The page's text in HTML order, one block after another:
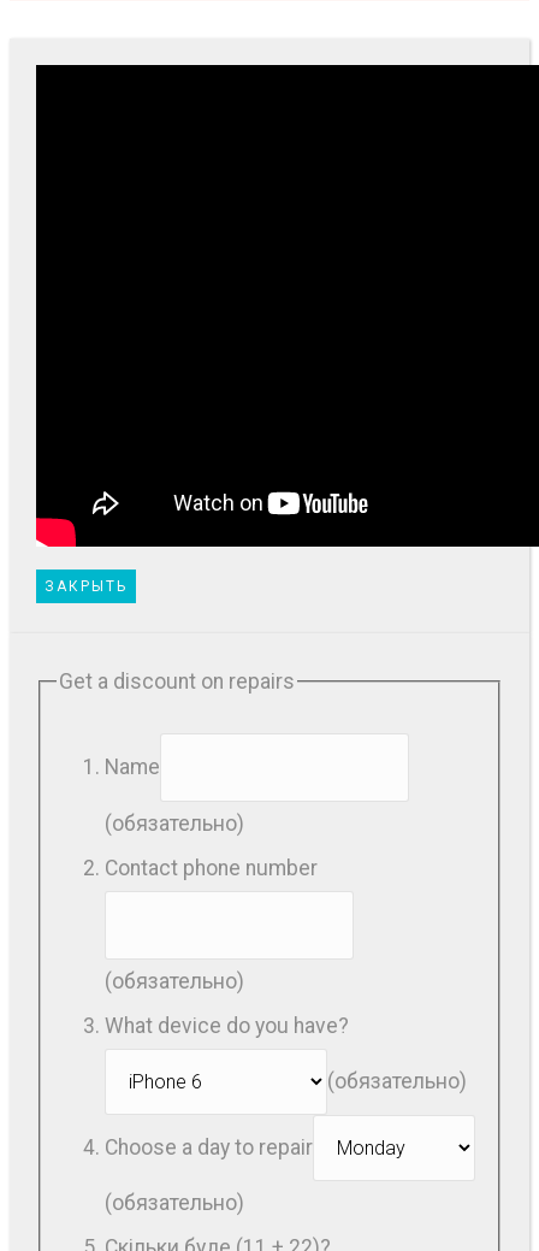
ЗАКРЫТЬ
Get a discount on repairs
Name
(обязательно)
Contact phone number
(обязательно)
What device do you have?
(обязательно)
Choose a day to repair
(обязательно)